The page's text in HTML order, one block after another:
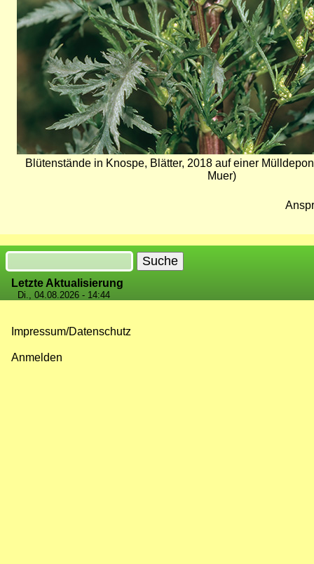
Blütenstände in Knospe, Blätter, 2018 auf einer
Muer)
Suche
Letzte Aktualisierung
Di., 04.08.2026 - 14:44
Impressum/Datenschutz
Anmelden